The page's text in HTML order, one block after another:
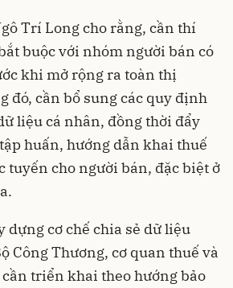
Trí Long cho rằng, cần thí
buộc với nhóm người bán có
khi mở rộng ra toàn thị
đó, cần bổ sung các quy định
liệu cá nhân, đồng thời đẩy
huấn, hướng dẫn khai thuế
tuyến cho người bán, đặc biệt ở
dựng cơ chế chia sẻ dữ liệu
Công Thương, cơ quan thuế và
cần triển khai theo hướng bảo